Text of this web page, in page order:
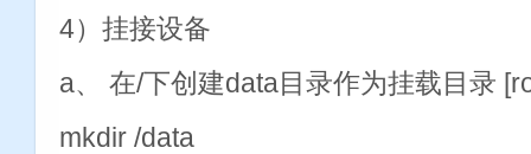
4）挂接设备
a、 在/下创建data目录作为挂载目录
mkdir /data